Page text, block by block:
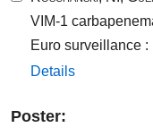
VIM-1
Euro surveillance
Details
Poster: